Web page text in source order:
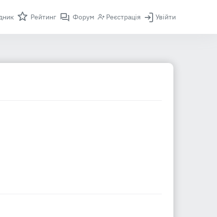
Рейтинг Форум Реєстрація Увійти